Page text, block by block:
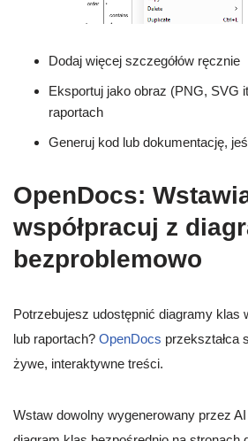
Dodaj więcej szczegółów ręcznie
Eksportuj jako obraz (PNG, SVG
raportach
Generuj kod lub dokumentację,
OpenDocs:
współpracuj z
bezproblemowo
Potrzebujesz udostępnić diagramy klas
lub raportach? OpenDocs przekształca
żywe, interaktywne treści.
Wstaw dowolny wygenerowany przez